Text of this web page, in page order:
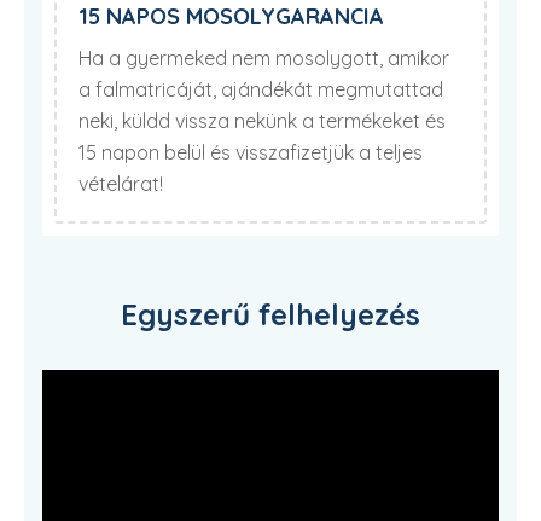
15 NAPOS MOSOLYGARANCIA
Ha a gyermeked nem mosolygott, amikor
a falmatricáját, ajándékát megmutattad
neki, küldd vissza nekünk a termékeket és
15 napon belül és visszafizetjük a teljes
vételárat!
Egyszerű felhelyezés